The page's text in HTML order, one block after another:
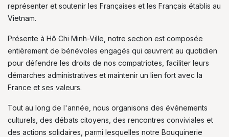
représenter et soutenir les Françaises et les Français établis au
Vietnam.
Présente à Hô Chi Minh-Ville, notre section est composée
entièrement de bénévoles engagés qui œuvrent au quotidien
pour défendre les droits de nos compatriotes, faciliter leurs
démarches administratives et maintenir un lien fort avec la
France et ses valeurs.
Tout au long de l'année, nous organisons des événements
culturels, des débats citoyens, des rencontres conviviales et
des actions solidaires, parmi lesquelles notre Bouquinerie